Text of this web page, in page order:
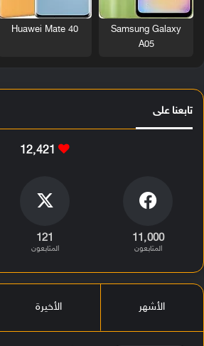
Samsung Galaxy
A05
Huawei Mate 40
تابعنا على
12٬421
11٬000
المتابعون
121
المتابعون
الأشهر الأخيرة